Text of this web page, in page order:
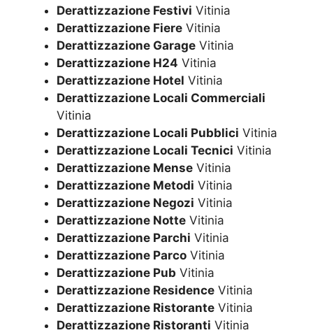
Derattizzazione Festivi Vitinia
Derattizzazione Fiere Vitinia
Derattizzazione Garage Vitinia
Derattizzazione H24 Vitinia
Derattizzazione Hotel Vitinia
Derattizzazione Locali Commerciali
Vitinia
Derattizzazione Locali Pubblici Vitinia
Derattizzazione Locali Tecnici Vitinia
Derattizzazione Mense Vitinia
Derattizzazione Metodi Vitinia
Derattizzazione Negozi Vitinia
Derattizzazione Notte Vitinia
Derattizzazione Parchi Vitinia
Derattizzazione Parco Vitinia
Derattizzazione Pub Vitinia
Derattizzazione Residence Vitinia
Derattizzazione Ristorante Vitinia
Derattizzazione Ristoranti Vitinia